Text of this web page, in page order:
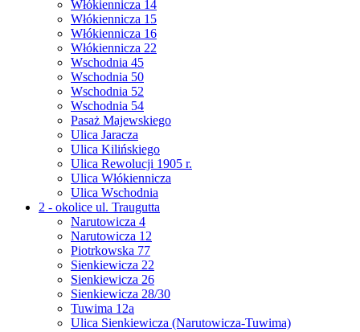
Włókiennicza 14
Włókiennicza 15
Włókiennicza 16
Włókiennicza 22
Wschodnia 45
Wschodnia 50
Wschodnia 52
Wschodnia 54
Pasaż Majewskiego
Ulica Jaracza
Ulica Kilińskiego
Ulica Rewolucji 1905 r.
Ulica Włókiennicza
Ulica Wschodnia
2 - okolice ul. Traugutta
Narutowicza 4
Narutowicza 12
Piotrkowska 77
Sienkiewicza 22
Sienkiewicza 26
Sienkiewicza 28/30
Tuwima 12a
Ulica Sienkiewicza (Narutowicza-Tuwima)